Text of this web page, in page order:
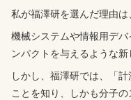
私が福澤研を選んだ理由
機械システムや情報用デ
ンパクトを与えるような新
しかし、福澤研では、「
ことを知り、しかも分子